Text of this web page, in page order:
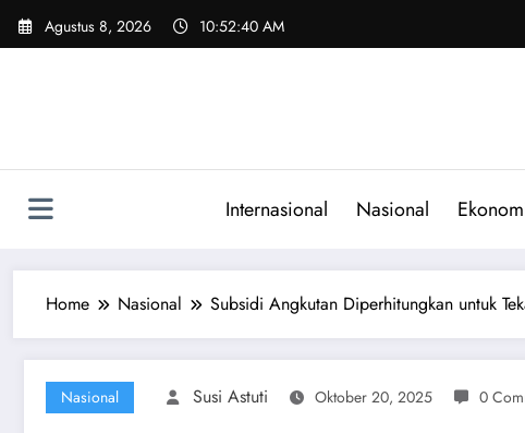
Skip
Agustus 8, 2026 10:52:41 AM
Internasional Nasional
Home Nasional Subsidi Angkutan Diperhitungkan untuk
Nasional Susi Astuti Oktober 20, 2025 0